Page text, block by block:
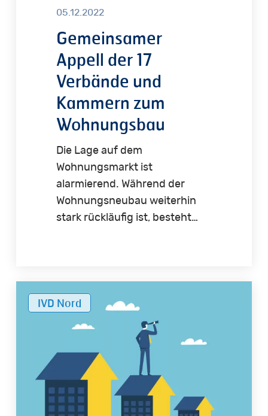
05.12.2022
Gemeinsamer
Appell der 17
Verbände und
Kammern zum
Wohnungsbau
Die Lage auf dem
Wohnungsmarkt ist
alarmierend. Während der
Wohnungsneubau weiterhin
stark rückläufig ist, besteht…
Nord-
Wohnimmobilien
IVD Nord